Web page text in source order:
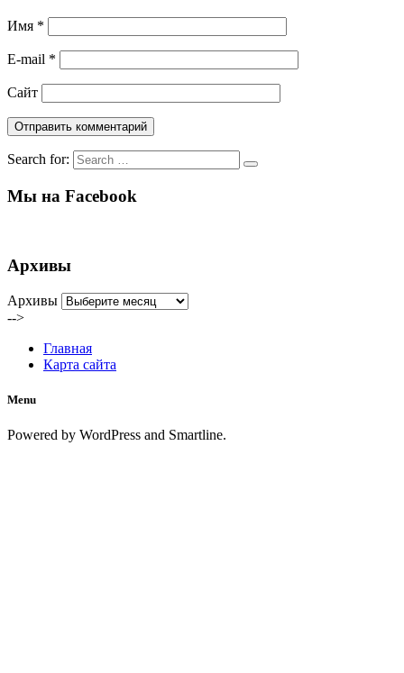
Имя *
E-mail *
Сайт
Search for:
Мы на Facebook
Архивы
Архивы
-->
Главная
Карта сайта
Menu
Powered by WordPress and Smartline.